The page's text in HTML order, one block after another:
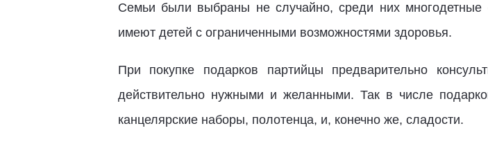
Семьи были выбраны не случайно, среди них
имеют детей с ограниченными возможностями здоровья.
При покупке подарков партийцы предварительно
действительно нужными и желанными. Так в числе
канцелярские наборы, полотенца, и, конечно же, сладости.